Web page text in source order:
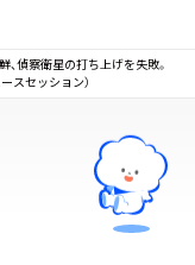
、偵察衛星の打ち上げを失敗。
スセッション）